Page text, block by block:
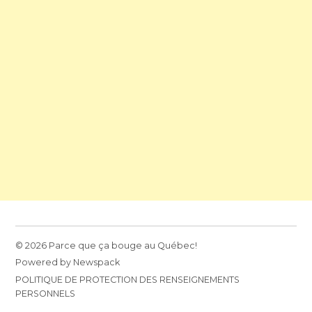
© 2026 Parce que ça bouge au Québec!
Powered by Newspack
POLITIQUE DE PROTECTION DES RENSEIGNEMENTS
PERSONNELS